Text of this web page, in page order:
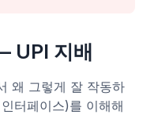
UPI 지배
왜 그렇게 잘 작동하
터페이스)를 이해해